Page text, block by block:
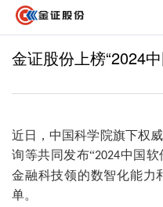
金证股份上榜“2024
近日，中国科学院旗下权
询等共同发布“2024中国软
金融科技领的数智化能力
单。